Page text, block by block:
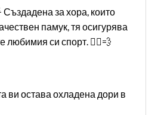
Създадена за хора, които
памук, тя осигурява
любимия си спорт. 🏃‍♂️💨
ви остава охладена дори в